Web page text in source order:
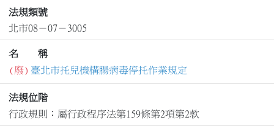
法規類號
北市08－07－3005
名 稱
(廢) 臺北市托兒機構腸病毒停托作業規定
法規位階
行政規則：屬行政程序法第159條第2項第2款